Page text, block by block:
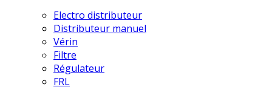
Electro distributeur
Distributeur manuel
Vérin
Filtre
Régulateur
FRL